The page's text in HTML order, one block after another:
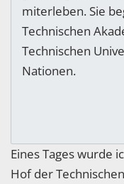
miterleben. Sie
Technischen
Technischen
Nationen.
Eines Tages wurde
Hof der